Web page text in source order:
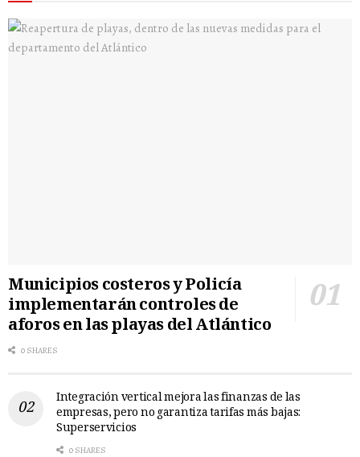
Municipios costeros y Policía
implementarán controles de
aforos en las playas del Atlántico
0 SHARES
Integración vertical mejora las finanzas de las
empresas, pero no garantiza tarifas más bajas:
Superservicios
0 SHARES